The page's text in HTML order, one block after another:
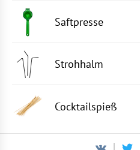
Saftpresse
Strohhalm
Cocktailspieß